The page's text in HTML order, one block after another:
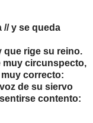
// y se queda
que rige su reino.
muy circunspecto,
correcto:
voz de su siervo
contento: